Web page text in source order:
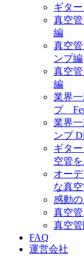
ギタ
真空
編
真空
ンプ編
真空
編
業界
プ
業界
ンプ
ギタ
空管
オー
な真
感動
真空
真空
FAQ
運営会社